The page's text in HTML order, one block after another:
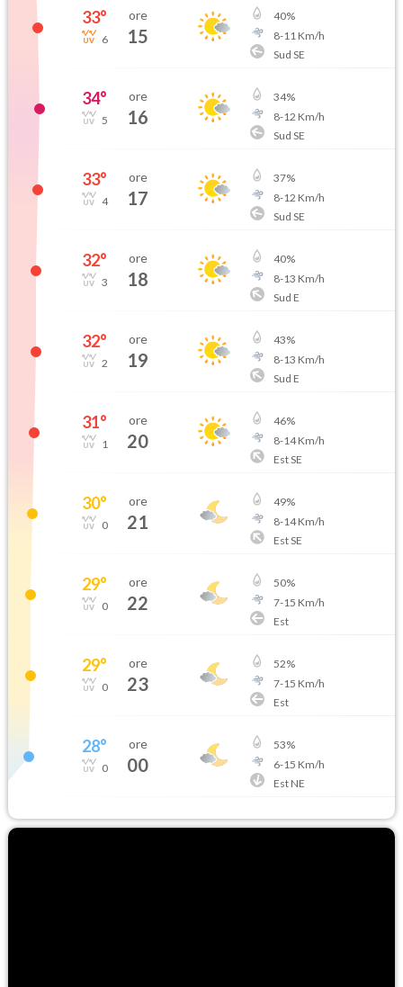
33°
6
ore
15
40%
8-11 Km/h
Sud SE
34°
5
ore
16
34%
8-12 Km/h
Sud SE
33°
4
ore
17
37%
8-12 Km/h
Sud SE
32°
3
ore
18
40%
8-13 Km/h
Sud E
32°
2
ore
19
43%
8-13 Km/h
Sud E
31°
1
ore
20
46%
8-14Km/h
Est SE
30°
0
ore
21
49%
8-14Km/h
Est SE
29°
0
ore
22
50%
7-15 Km/h
Est
29°
0
ore
23
52%
7-15 Km/h
Est
28°
0
ore
00
53%
6-15 Km/h
Est NE